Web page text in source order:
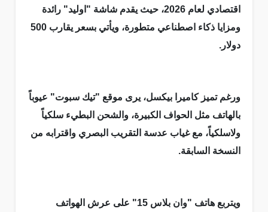
اقتصادي لعام 2026، حيث يقدم شاشة "اوليد" رائدة
ومزايا ذكاء اصطناعي متطورة، ويأتي بسعر يقارب 500
دولار.
ورغم تميز كاميرا بيكسل، يرى موقع "تيك سبوت" عيوباً
بالهاتف مثل الحواف الكبيرة، والشحن البطيء سلكياً
ولاسلكياً، مع غياب عدسة التقريب البصري واقترابه من
النسخة السابقة.
ويتربع هاتف "وان بلاس 15" على عرش الهواتف